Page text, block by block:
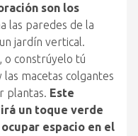
son los
las paredes de la
jardín vertical.
o constrúyelo tú
macetas colgantes
plantas. Este
un toque verde
espacio en el